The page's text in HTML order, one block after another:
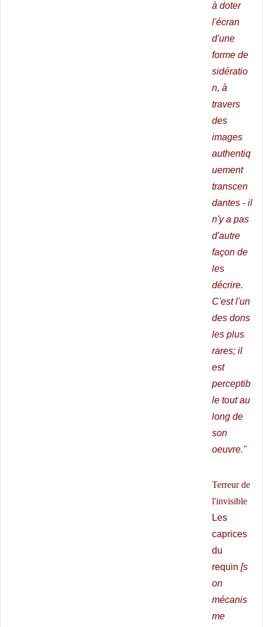
à doter
l'écran
d'une
forme de
sidératio
n, à
travers
des
images
authentiq
uement
transcen
dantes - il
n'y a pas
d'autre
façon de
les
décrire.
C'est l'un
des dons
les plus
rares; il
est
perceptib
le tout au
long de
son
oeuvre."
Terreur de
l'invisible
Les
caprices
du
requin[s
on
mécanis
me